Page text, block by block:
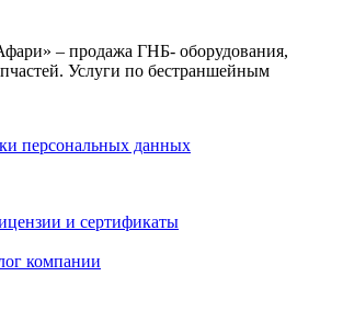
– продажа ГНБ- оборудования,
Услуги по бестраншейным
персональных данных
и сертификаты
компании